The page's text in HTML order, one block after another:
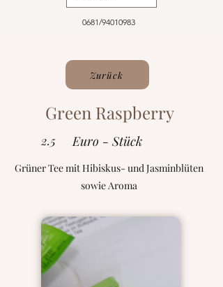
0681/94010983
Zurück
Green Raspberry
2.5 Euro - Stück
Grüner Tee mit Hibiskus- und Jasminblüten
sowie Aroma